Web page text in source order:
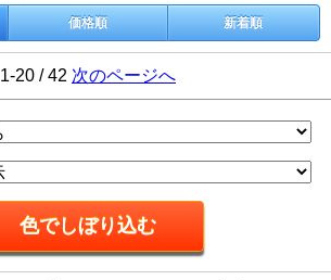
価格順 新着順
1-20 / 42 次のページへ